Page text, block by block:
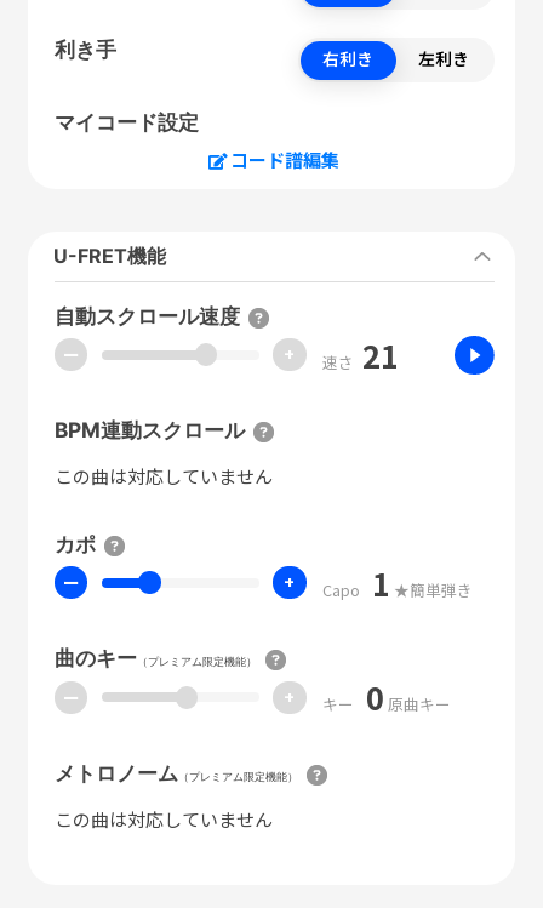
利き手 右利き 左利き
マイコード設定
コード譜編集
U-FRET機能
自動スクロール速度
ー + 速さ 21
BPM連動スクロール
この曲は対応していません
カポ
ー + Capo 1 ★簡単弾き
曲のキー（プレミアム限定機能）
ー + キー 0 原曲キー
メトロノーム （プレミアム限定機能）
この曲は対応していません